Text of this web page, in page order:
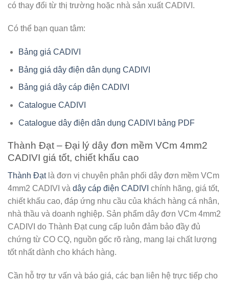
có thay đổi từ thị trường hoặc nhà sản xuất CADIVI.
Có thể bạn quan tâm:
Bảng giá CADIVI
Bảng giá dây điện dân dụng CADIVI
Bảng giá dây cáp điện CADIVI
Catalogue CADIVI
Catalogue dây điện dân dụng CADIVI bảng PDF
Thành Đạt – Đại lý dây đơn mềm VCm 4mm2
CADIVI giá tốt, chiết khấu cao
Thành Đạtlà đơn vị chuyên phân phối dây đơn mềm VCm
4mm2 CADIVI và dây cáp điện CADIVI chính hãng, giá tốt,
chiết khấu cao, đáp ứng nhu cầu của khách hàng cá nhân,
nhà thầu và doanh nghiệp. Sản phẩm dây đơn VCm 4mm2
CADIVI do Thành Đạt cung cấp luôn đảm bảo đầy đủ
chứng từ CO CQ, nguồn gốc rõ ràng, mang lại chất lượng
tốt nhất dành cho khách hàng.
Cần hỗ trợ tư vấn và báo giá, các bạn liên hệ trực tiếp cho